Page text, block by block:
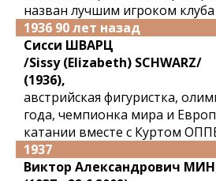
назван лучшим игроком клуба
1936 90 лет назад
Сисси ШВАРЦ
/Sissy (Elizabeth) SCHWARZ/
(1936),
австрийская фигуристка,
года, чемпионка мира и
катании вместе с Куртом
1937
Виктор Александрович